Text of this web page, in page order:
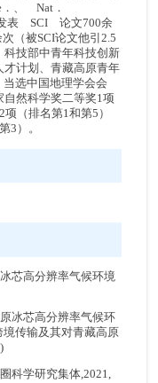
．、 Nat．
发表 SCI 论文700余
（被SCI论文他引2.5
科技部中青年科技创新
才计划、青藏高原青年
选中国地理学会会
然科学奖二等奖1项
（排名第1和第5）
3）。
芯高分辨率气候环境
冰芯高分辨率气候环
传输及其对青藏高原
科学研究集体,2021,